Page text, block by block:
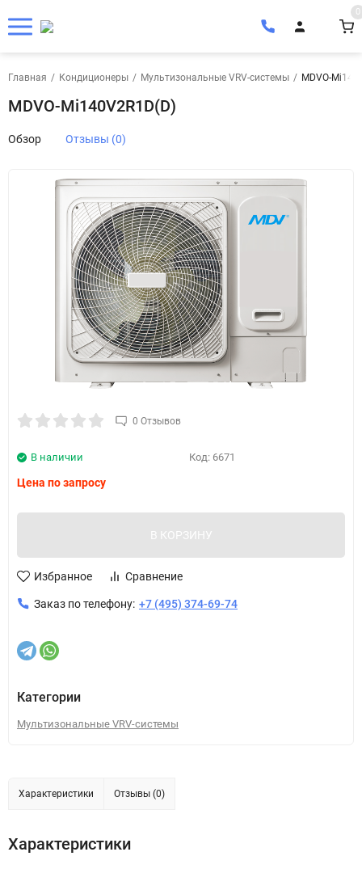
0
Главная / Кондиционеры / Мультизональные VRV-системы / MDVO-
MDVO-Mi140V2R1D(D)
Обзор Отзывы (0)
0 Отзывов
Код: 6671
В наличии
Цена по запросу
В КОРЗИНУ
Избранное Сравнение
Заказ по телефону: +7 (495) 374-69-74
Категории
Мультизональные VRV-системы
Характеристики Отзывы (0)
Характеристики